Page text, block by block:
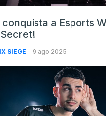
a Esports
SIEGE 9 ago 2025